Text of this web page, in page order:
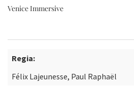
Venice Immersive
Regia:
Félix Lajeunesse, Paul Raphaël